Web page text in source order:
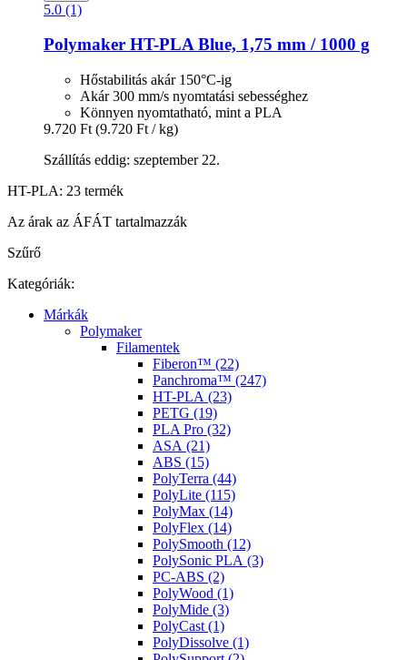
5.0 (1)
Polymaker HT-​PLA Blue, 1,75 mm / 1000 g
Hőstabilitás akár 150°C-ig
Akár 300 mm/s nyomtatási sebességhez
Könnyen nyomtatható, mint a PLA
9.720 Ft (9.720 Ft / kg)
Szállítás eddig: szeptember 22.
HT-PLA: 23 termék
Az árak az ÁFÁT tartalmazzák
Szűrő
Kategóriák:
Márkák
Polymaker
Filamentek
Fiberon™ (22)
Panchroma™ (247)
HT-PLA (23)
PETG (19)
PLA Pro (32)
ASA (21)
ABS (15)
PolyTerra (44)
PolyLite (115)
PolyMax (14)
PolyFlex (14)
PolySmooth (12)
PolySonic PLA (3)
PC-ABS (2)
PolyWood (1)
PolyMide (3)
PolyCast (1)
PolyDissolve (1)